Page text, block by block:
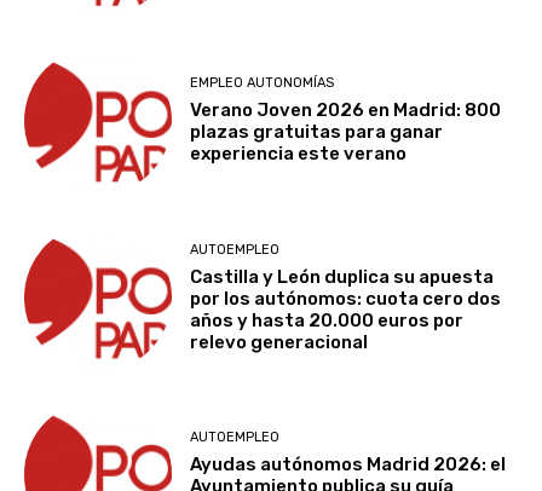
EMPLEO AUTONOMÍAS
Verano Joven 2026 en Madrid: 800
plazas gratuitas para ganar
experiencia este verano
AUTOEMPLEO
Castilla y León duplica su apuesta
por los autónomos: cuota cero dos
años y hasta 20.000 euros por
relevo generacional
AUTOEMPLEO
Ayudas autónomos Madrid 2026: el
Ayuntamiento publica su guía